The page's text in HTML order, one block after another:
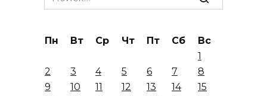
for:
Пн Вт Ср Чт Пт Сб
Вс
1
2
3 4 5 6 7
8
9
10 11 12 13 14
15